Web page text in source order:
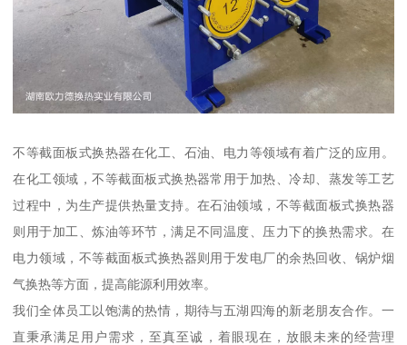
不等截面板式换热器在化工、石油、电力等领域有着广泛的应用。
在化工领域，不等截面板式换热器常用于加热、冷却、蒸发等工艺
过程中，为生产提供热量支持。在石油领域，不等截面板式换热器
则用于加工、炼油等环节，满足不同温度、压力下的换热需求。在
电力领域，不等截面板式换热器则用于发电厂的余热回收、锅炉烟
气换热等方面，提高能源利用效率。
我们全体员工以饱满的热情，期待与五湖四海的新老朋友合作。一
直秉承满足用户需求，至真至诚，着眼现在，放眼未来的经营理